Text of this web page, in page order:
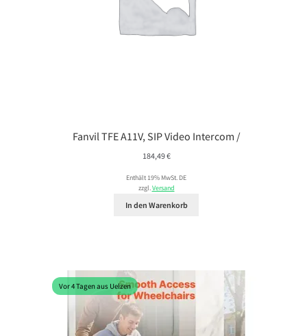
Fanvil TFE A11V, SIP Video Intercom /
184,49€
Enthält 19% MwSt. DE
zzgl.Versand
In den Warenkorb
Vor 4 Tagen aus Uelzen